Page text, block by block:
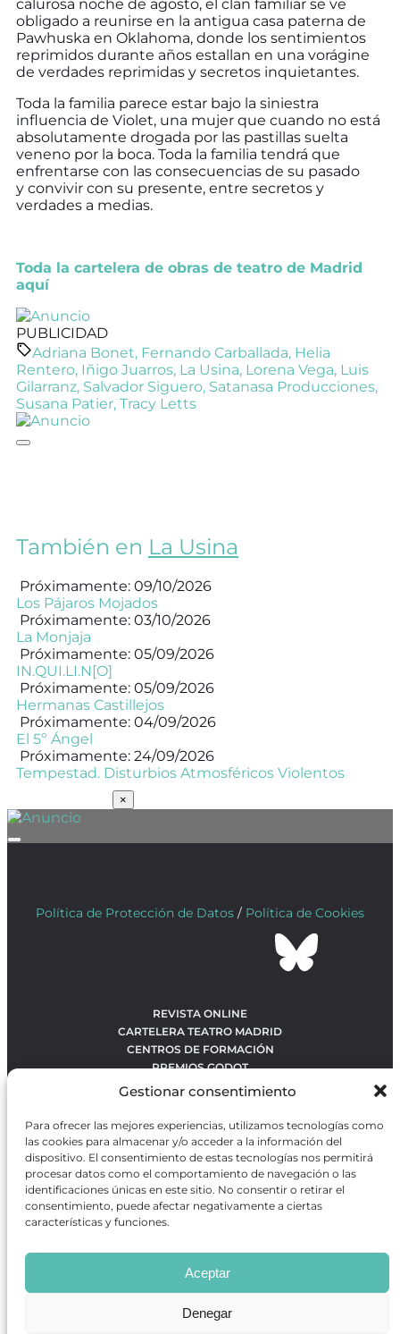
Gestionar consentimiento
Para ofrecer las mejores experiencias, utilizamos tecnologías como
las cookies para almacenar y/o acceder a la información del
dispositivo. El consentimiento de estas tecnologías nos permitirá
procesar datos como el comportamiento de navegación o las
identificaciones únicas en este sitio. No consentir o retirar el
consentimiento, puede afectar negativamente a ciertas
características y funciones.
Aceptar
Denegar
calurosa noche de agosto, el clan familiar se ve
obligado a reunirse en la antigua casa paterna de
Pawhuska en Oklahoma, donde los sentimientos
reprimidos durante años estallan en una vorágine
de verdades reprimidas y secretos inquietantes.
Toda la familia parece estar bajo la siniestra
influencia de Violet, una mujer que cuando no está
absolutamente drogada por las pastillas suelta
veneno por la boca. Toda la familia tendrá que
enfrentarse con las consecuencias de su pasado
y convivir con su presente, entre secretos y
verdades a medias.
Toda la cartelera de obras de teatro de Madrid
aquí
PUBLICIDAD
Adriana Bonet, Fernando Carballada, Helia
Rentero, Iñigo Juarros, La Usina, Lorena Vega, Luis
Gilarranz, Salvador Siguero, Satanasa Producciones,
Susana Patier, Tracy Letts
También en La Usina
Próximamente: 09/10/2026
Los Pájaros Mojados
Próximamente: 03/10/2026
La Monjaja
Próximamente: 05/09/2026
IN.QUI.LI.N[O]
Próximamente: 05/09/2026
Hermanas Castillejos
Próximamente: 04/09/2026
El 5º Ángel
Próximamente: 24/09/2026
Tempestad. Disturbios Atmosféricos Violentos
×
Política de Protección de Datos / Política de Cookies
REVISTA ONLINE
CARTELERA TEATRO MADRID
CENTROS DE FORMACIÓN
PREMIOS GODOT
CONTACTO
OBRAS MÁS VOTADAS
RANKING MEJORES OBRAS
BÚSQUEDA AVANZADA DE OBRAS
en información sobre artes escénicas de Madrid, gratuita y
que se distribuye en espacios escénicos, además de otros
puntos de interés turístico y de ocio de la capital.